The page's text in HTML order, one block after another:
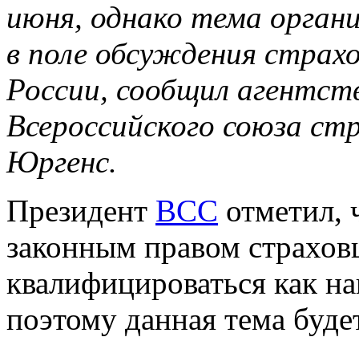
июня, однако тема
в поле обсуждения
России, сообщил
Всероссийского союза
Юргенс.
Президент ВСС отметил,
законным правом
квалифицироваться как
поэтому данная тема